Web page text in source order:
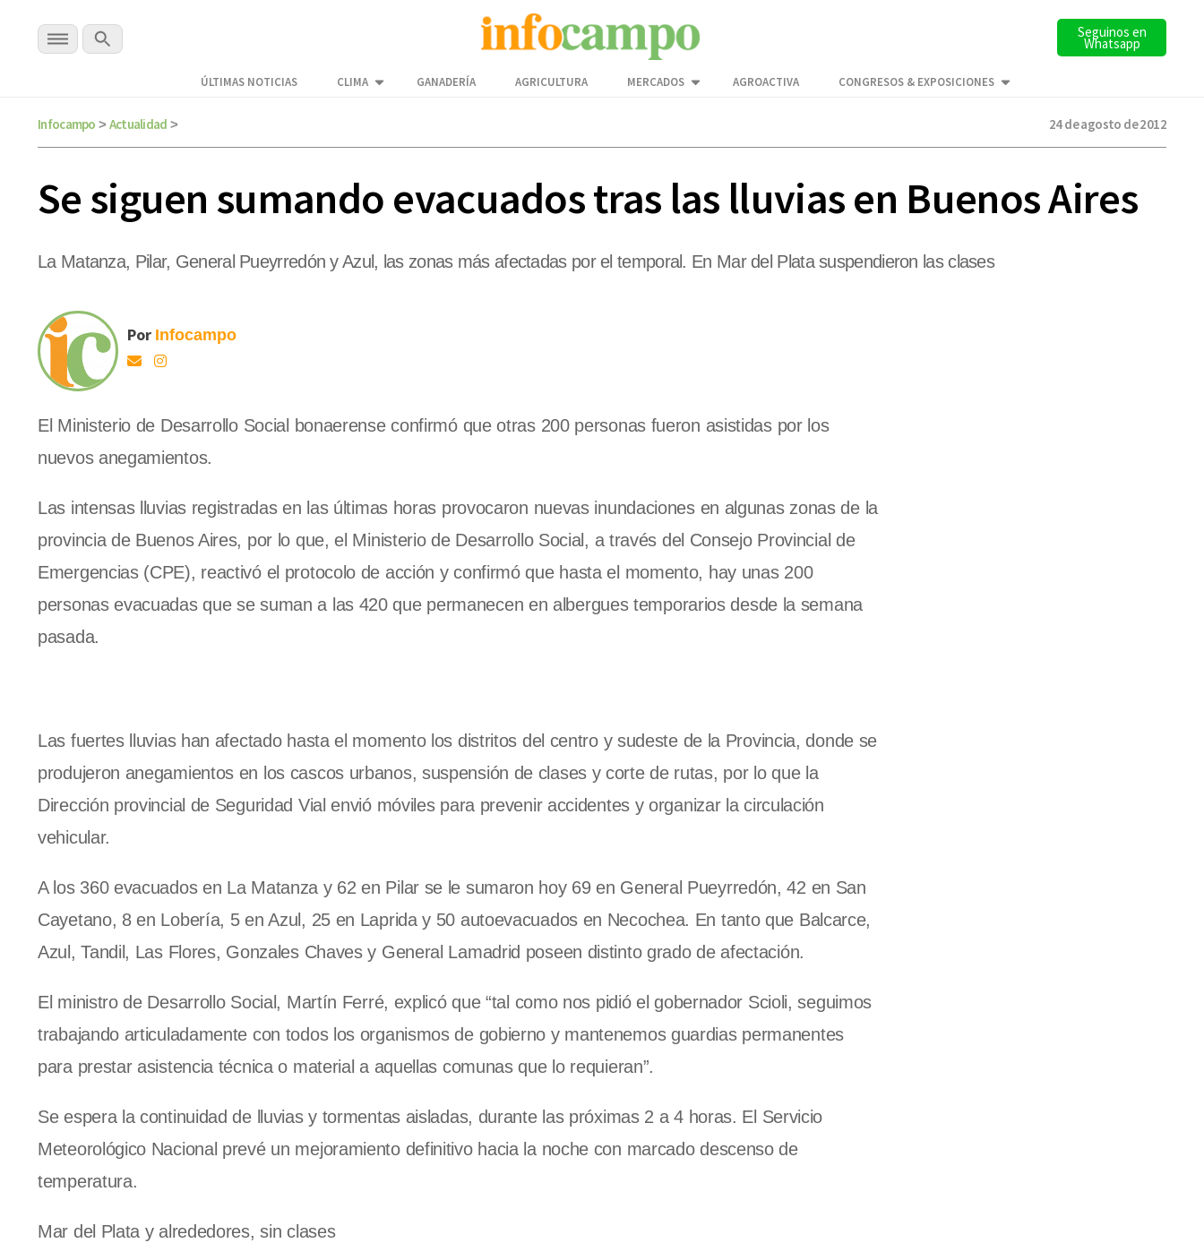
Seguinos en
Whatsapp
ÚLTIMAS NOTICIAS CLIMA GANADERÍA AGRICULTURA MERCADOS AGROACTIVA CONGRESOS & EXPOSICIONES
Infocampo > Actualidad > 24 de agosto de 2012
Se siguen sumando evacuados tras las lluvias en Buenos Aires
La Matanza, Pilar, General Pueyrredón y Azul, las zonas más afectadas por el temporal. En Mar del Plata suspendieron las clases
Por Infocampo
El Ministerio de Desarrollo Social bonaerense confirmó que otras 200 personas fueron asistidas por los
nuevos anegamientos.
Las intensas lluvias registradas en las últimas horas provocaron nuevas inundaciones en algunas zonas de la
provincia de Buenos Aires, por lo que, el Ministerio de Desarrollo Social, a través del Consejo Provincial de
Emergencias (CPE), reactivó el protocolo de acción y confirmó que hasta el momento, hay unas 200
personas evacuadas que se suman a las 420 que permanecen en albergues temporarios desde la semana
pasada.
Las fuertes lluvias han afectado hasta el momento los distritos del centro y sudeste de la Provincia, donde se
produjeron anegamientos en los cascos urbanos, suspensión de clases y corte de rutas, por lo que la
Dirección provincial de Seguridad Vial envió móviles para prevenir accidentes y organizar la circulación
vehicular.
A los 360 evacuados en La Matanza y 62 en Pilar se le sumaron hoy 69 en General Pueyrredón, 42 en San
Cayetano, 8 en Lobería, 5 en Azul, 25 en Laprida y 50 autoevacuados en Necochea. En tanto que Balcarce,
Azul, Tandil, Las Flores, Gonzales Chaves y General Lamadrid poseen distinto grado de afectación.
El ministro de Desarrollo Social, Martín Ferré, explicó que “tal como nos pidió el gobernador Scioli, seguimos
trabajando articuladamente con todos los organismos de gobierno y mantenemos guardias permanentes
para prestar asistencia técnica o material a aquellas comunas que lo requieran”.
Se espera la continuidad de lluvias y tormentas aisladas, durante las próximas 2 a 4 horas. El Servicio
Meteorológico Nacional prevé un mejoramiento definitivo hacia la noche con marcado descenso de
temperatura.
Mar del Plata y alrededores, sin clases